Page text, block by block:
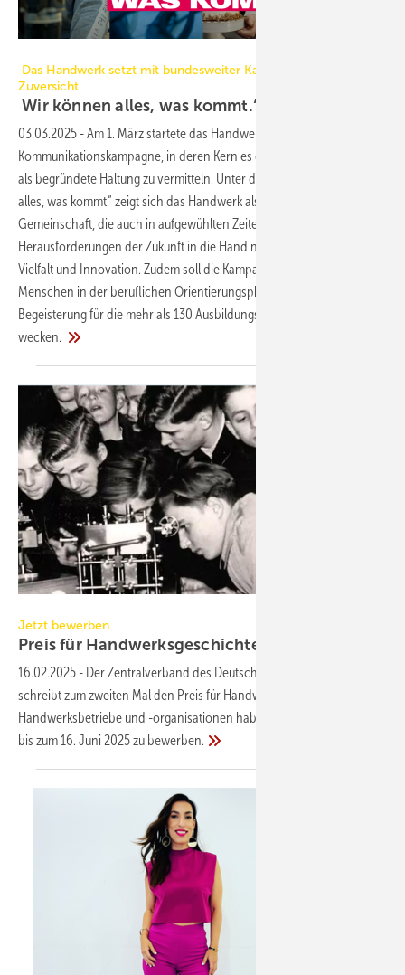
Das Handwerk setzt mit bundesweiter Kampagne auf
Zuversicht
Wir können alles, was kommt.“
03.03.2025 -Am 1. März startete das Handwerk eine bundesweite
Kommunikationskampagne, in deren Kern es darum geht, Zuversicht
als begründete Haltung zu vermitteln. Unter dem Motto „Wir können
alles, was kommt.“ zeigt sich das Handwerk als eine starke
Gemeinschaft, die auch in aufgewühlten Zeiten die
Herausforderungen der Zukunft in die Hand nimmt – mit Können,
Vielfalt und Innovation. Zudem soll die Kampagne bei jungen
Menschen in der beruflichen Orientierungsphase und deren Umfeld
Begeisterung für die mehr als 130 Ausbildungsberufe im Handwerk
wecken.
Jetzt bewerben
Preis für Handwerksgeschichte 2026
16.02.2025 - Der Zentralverband des Deutschen Handwerks (ZDH)
schreibt zum zweiten Mal den Preis für Handwerksgeschichte aus.
Handwerksbetriebe und -organisationen haben die Möglichkeit, sich
bis zum 16. Juni 2025 zu bewerben.